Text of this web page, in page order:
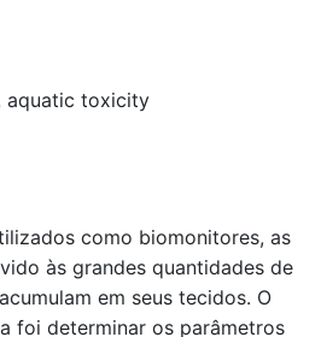
aquatic toxicity
como biomonitores, as
às grandes quantidades de
em seus tecidos. O
foi determinar os parâmetros